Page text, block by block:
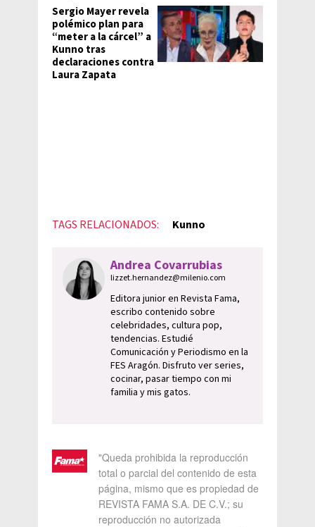
Sergio Mayer revela
polémico plan para
“meter a la cárcel” a
Kunno tras
declaraciones contra
Laura Zapata
TAGS RELACIONADOS: Kunno
Andrea Covarrubias
lizzet.hernandez@milenio.com
Editora junior en Revista Fama,
escribo contenido sobre
celebridades, cultura pop,
tendencias. Estudié
Comunicación y Periodismo en la
FES Aragón. Disfruto ver series,
cocinar, pasar tiempo con mi
familia y mis gatos.
"Queda prohibida la reproducción
total o parcial del contenido de esta
página, mismo que es propiedad de
REVISTA FAMA S.A. DE C.V.; su
reproducción no autorizada